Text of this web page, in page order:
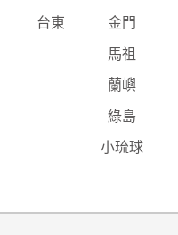
台東 金門
馬祖
蘭嶼
綠島
小琉球